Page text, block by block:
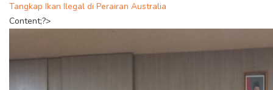
Tangkap Ikan Ilegal di Perairan Australia
Content;?>